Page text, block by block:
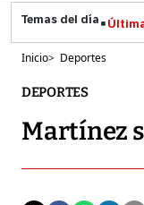
Inicio> Deportes
DEPORTES
Martínez